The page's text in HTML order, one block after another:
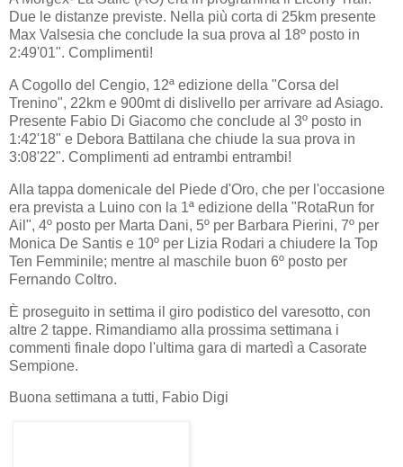
Due le distanze previste. Nella più corta di 25km presente
Max Valsesia che conclude la sua prova al 18º posto in
2:49'01". Complimenti!
A Cogollo del Cengio, 12ª edizione della "Corsa del
Trenino", 22km e 900mt di dislivello per arrivare ad Asiago.
Presente Fabio Di Giacomo che conclude al 3º posto in
1:42'18" e Debora Battilana che chiude la sua prova in
3:08'22". Complimenti ad entrambi entrambi!
Alla tappa domenicale del Piede d'Oro, che per l'occasione
era prevista a Luino con la 1ª edizione della "RotaRun for
Ail", 4º posto per Marta Dani, 5º per Barbara Pierini, 7º per
Monica De Santis e 10º per Lizia Rodari a chiudere la Top
Ten Femminile; mentre al maschile buon 6º posto per
Fernando Coltro.
È proseguito in settima il giro podistico del varesotto, con
altre 2 tappe. Rimandiamo alla prossima settimana i
commenti finale dopo l'ultima gara di martedì a Casorate
Sempione.
Buona settimana a tutti, Fabio Digi